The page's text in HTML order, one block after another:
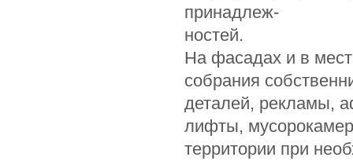
принадлеж-
ностей.
На фасадах и в
собрания
деталей, рекламы,
лифты,
территории при